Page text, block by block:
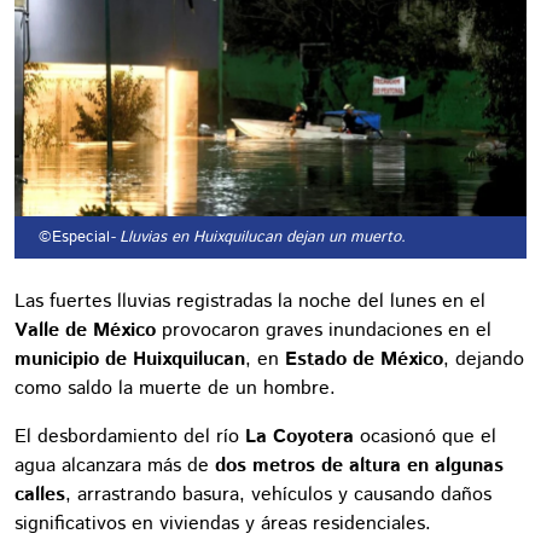
©Especial- Lluvias en Huixquilucan dejan un muerto.
Las fuertes lluvias registradas la noche del lunes en el
Valle de México provocaron graves inundaciones en el
municipio de Huixquilucan, en Estado de México, dejando
como saldo la muerte de un hombre.
El desbordamiento del río La Coyotera ocasionó que el
agua alcanzara más de dos metros de altura en algunas
calles, arrastrando basura, vehículos y causando daños
significativos en viviendas y áreas residenciales.